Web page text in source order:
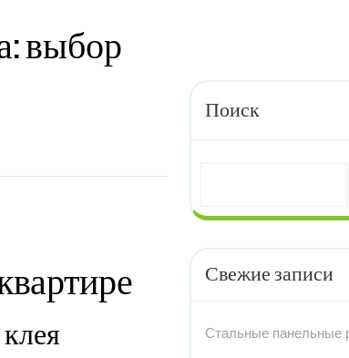
выбор
Поиск
Свежие записи
Стальные панельные